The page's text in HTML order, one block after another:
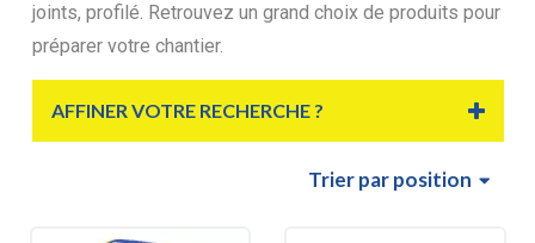
joints, profilé. Retrouvez un grand choix de produits pour
préparer votre chantier.
AFFINER VOTRE RECHERCHE ?
Trierpar position